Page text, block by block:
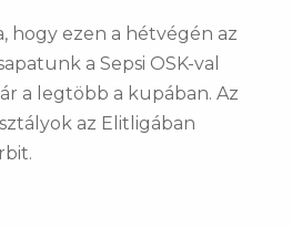
hogy ezen a hétvégén az
a Sepsi OSK-val
a legtöbb a kupában. Az
az Elitligában